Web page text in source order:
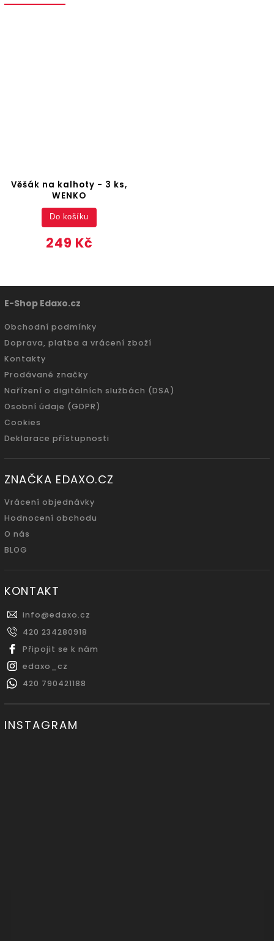
Věšák na kalhoty - 3 ks,
WENKO
249 Kč
Do košíku
E-Shop Edaxo.cz
Obchodní podmínky
Doprava, platba a vrácení zboží
Kontakty
Prodávané značky
Nařízení o digitálních službách (DSA)
Osobní údaje (GDPR)
Cookies
Deklarace přístupnosti
ZNAČKA EDAXO.CZ
Vrácení objednávky
Hodnocení obchodu
O nás
BLOG
KONTAKT
info@edaxo.cz
420 234280918
Připojit se k nám
edaxo_cz
420 790421188
INSTAGRAM